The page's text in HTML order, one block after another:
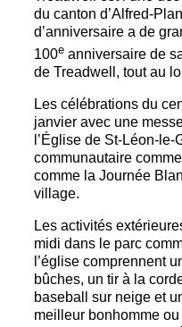
du canton d’Alfred-
d’anniversaire a de
100e anniversaire de
de Treadwell, tout au
Les célébrations du
janvier avec une
l’Église de St-Léon-
communautaire
comme la Journée
village.
Les activités
midi dans le parc
l’église comprennent
bûches, un tir à la
baseball sur neige et
meilleur bonhomme